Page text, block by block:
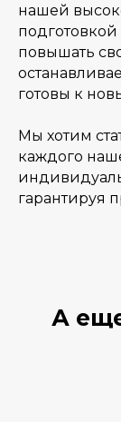
нашей
подготовкой
повышать
готовы к
Мы хотим
каждого
гарантируя
А